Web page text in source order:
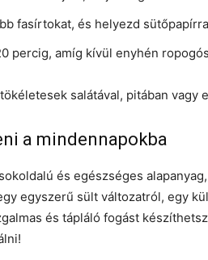
fasírtokat, és helyezd
percig, amíg kívül enyhén
salátával, pitában
a mindennapokba
és egészséges
egyszerű sült változatról, egy
és tápláló fogást